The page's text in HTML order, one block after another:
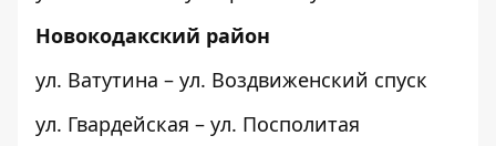
Новокодакский район
ул. Ватутина – ул. Воздвиженский спуск
ул. Гвардейская – ул. Посполитая